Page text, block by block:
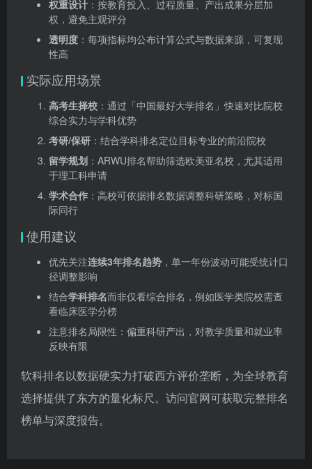
权重设计 ：按教育投入、过程质量、产出成果分层加
权，避免主观评分
透明度 ：每项指标均公布计算公式与数据来源，可复现
性高
实际应用场景
高考生择校 ：通过「中国最好大学排名」快速对比院校
综合实力与学科优势
考研/保研 ：结合学科排名定位目标专业的前沿院校
留学规划 ：ARWU排名帮助筛选欧美亚名校，尤其适用
于理工科申请
学术合作 ：高校可依据排名数据调整科研策略，对标国
际同行
使用建议
优先关注连续3年排名趋势 ，单一年份波动可能受统计口
径调整影响
结合学科排名而非仅看综合排名，例如医学类院校需查
看临床医学分榜
注意排名局限性：偏重科研产出，对教学质量和就业率
反映有限
软科排名以数据硬实力打破西方评价垄断，为全球教育
选择提供了东方的量化标尺。访问官网可获取完整排名
榜单与深度报告。